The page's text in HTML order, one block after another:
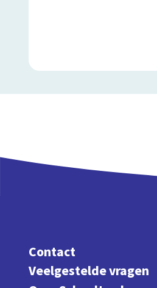
Contact
Veelgestelde vragen